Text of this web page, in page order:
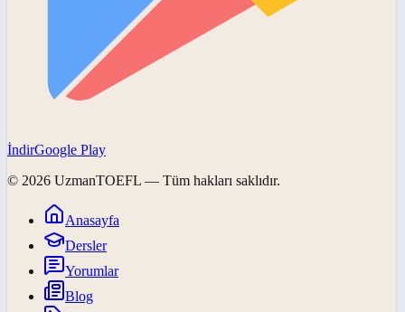
İndirGoogle Play
© 2026 UzmanTOEFL — Tüm hakları saklıdır.
Anasayfa
Dersler
Yorumlar
Blog